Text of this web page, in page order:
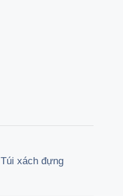
Túi xách đựng